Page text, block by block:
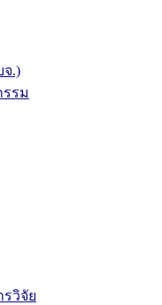
จ.)
รม
วิจัย